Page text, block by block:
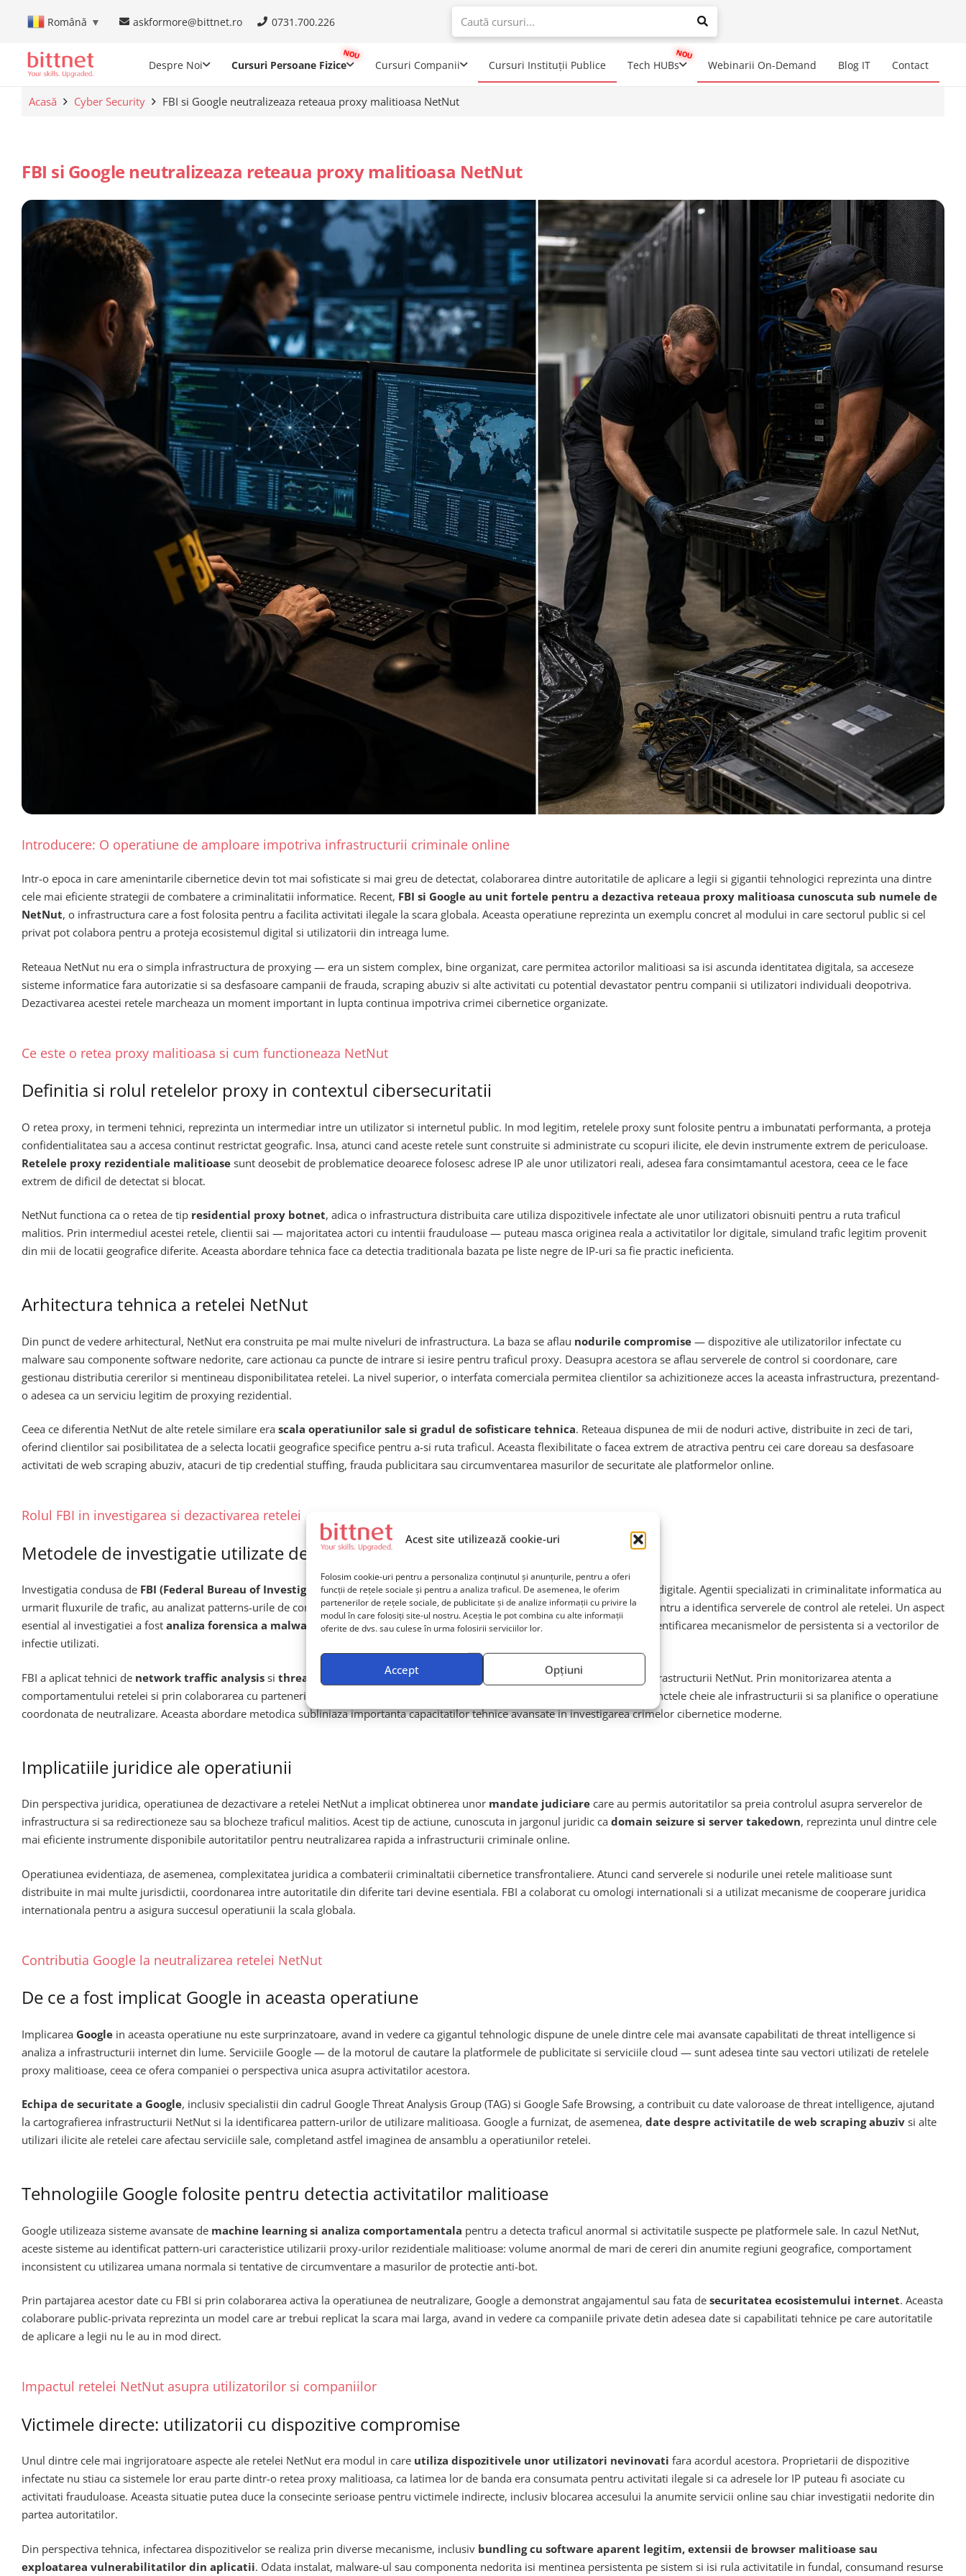
Acest site utilizează cookie-uri
Folosim cookie-uri pentru a personaliza conținutul și anunțurile, pentru a oferi
funcții de rețele sociale și pentru a analiza traficul. De asemenea, le oferim
partenerilor de rețele sociale, de publicitate și de analize informații cu privire la
modul în care folosiți site-ul nostru. Aceștia le pot combina cu alte informații
oferite de dvs. sau culese în urma folosirii serviciilor lor.
Accept Opțiuni
Română ▼ askformore@bittnet.ro 0731.700.226
When autocomplete results are available use up and down arrows to
Despre Noi Cursuri Persoane Fizice Cursuri Companii Cursuri Instituții Publice Tech HUBs Webinarii On-Demand Blog IT Contact
Acasă Cyber Security FBI si Google neutralizeaza reteaua proxy malitioasa NetNut
FBI si Google neutralizeaza reteaua proxy malitioasa NetNut
Introducere: O operatiune de amploare impotriva infrastructurii criminale online
Intr-o epoca in care amenintarile cibernetice devin tot mai sofisticate si mai greu de detectat, colaborarea dintre autoritatile de aplicare a legii si gigantii tehnologici reprezinta una dintre
cele mai eficiente strategii de combatere a criminalitatii informatice. Recent, FBI si Google au unit fortele pentru a dezactiva reteaua proxy malitioasa cunoscuta sub numele de
NetNut, o infrastructura care a fost folosita pentru a facilita activitati ilegale la scara globala. Aceasta operatiune reprezinta un exemplu concret al modului in care sectorul public si cel
privat pot colabora pentru a proteja ecosistemul digital si utilizatorii din intreaga lume.
Reteaua NetNut nu era o simpla infrastructura de proxying — era un sistem complex, bine organizat, care permitea actorilor malitioasi sa isi ascunda identitatea digitala, sa acceseze
sisteme informatice fara autorizatie si sa desfasoare campanii de frauda, scraping abuziv si alte activitati cu potential devastator pentru companii si utilizatori individuali deopotriva.
Dezactivarea acestei retele marcheaza un moment important in lupta continua impotriva crimei cibernetice organizate.
Ce este o retea proxy malitioasa si cum functioneaza NetNut
Definitia si rolul retelelor proxy in contextul cibersecuritatii
O retea proxy, in termeni tehnici, reprezinta un intermediar intre un utilizator si internetul public. In mod legitim, retelele proxy sunt folosite pentru a imbunatati performanta, a proteja
confidentialitatea sau a accesa continut restrictat geografic. Insa, atunci cand aceste retele sunt construite si administrate cu scopuri ilicite, ele devin instrumente extrem de periculoase.
Retelele proxy rezidentiale malitioase sunt deosebit de problematice deoarece folosesc adrese IP ale unor utilizatori reali, adesea fara consimtamantul acestora, ceea ce le face
extrem de dificil de detectat si blocat.
NetNut functiona ca o retea de tip residential proxy botnet, adica o infrastructura distribuita care utiliza dispozitivele infectate ale unor utilizatori obisnuiti pentru a ruta traficul
malitios. Prin intermediul acestei retele, clientii sai — majoritatea actori cu intentii frauduloase — puteau masca originea reala a activitatilor lor digitale, simuland trafic legitim provenit
din mii de locatii geografice diferite. Aceasta abordare tehnica face ca detectia traditionala bazata pe liste negre de IP-uri sa fie practic ineficienta.
Arhitectura tehnica a retelei NetNut
Din punct de vedere arhitectural, NetNut era construita pe mai multe niveluri de infrastructura. La baza se aflau nodurile compromise — dispozitive ale utilizatorilor infectate cu
malware sau componente software nedorite, care actionau ca puncte de intrare si iesire pentru traficul proxy. Deasupra acestora se aflau serverele de control si coordonare, care
gestionau distributia cererilor si mentineau disponibilitatea retelei. La nivel superior, o interfata comerciala permitea clientilor sa achizitioneze acces la aceasta infrastructura, prezentand-
o adesea ca un serviciu legitim de proxying rezidential.
Ceea ce diferentia NetNut de alte retele similare era scala operatiunilor sale si gradul de sofisticare tehnica. Reteaua dispunea de mii de noduri active, distribuite in zeci de tari,
oferind clientilor sai posibilitatea de a selecta locatii geografice specifice pentru a-si ruta traficul. Aceasta flexibilitate o facea extrem de atractiva pentru cei care doreau sa desfasoare
activitati de web scraping abuziv, atacuri de tip credential stuffing, frauda publicitara sau circumventarea masurilor de securitate ale platformelor online.
Rolul FBI in investigarea si dezactivarea retelei
Metodele de investigatie utilizate de FBI
Investigatia condusa de FBI (Federal Bureau of Investigation)a implicat o serie de tehnici avansate de analiza a infrastructurii digitale. Agentii specializati in criminalitate informatica au
urmarit fluxurile de trafic, au analizat patterns-urile de comunicare intre noduri si au colaborat cu furnizorii de servicii internet pentru a identifica serverele de control ale retelei. Un aspect
esential al investigatiei a fost analiza forensica a malware-uluifolosit pentru a recruta dispozitive in retea, ceea ce a permis identificarea mecanismelor de persistenta si a vectorilor de
infectie utilizati.
FBI a aplicat tehnici de network traffic analysis si threat intelligence correlation
pentru a construi o imagine completa a infrastructurii NetNut. Prin monitorizarea atenta a
comportamentului retelei si prin colaborarea cu parteneri internationali de aplicare a legii, investigatorii au reusit sa identifice punctele cheie ale infrastructurii si sa planifice o operatiune
coordonata de neutralizare. Aceasta abordare metodica subliniaza importanta capacitatilor tehnice avansate in investigarea crimelor cibernetice moderne.
Implicatiile juridice ale operatiunii
Din perspectiva juridica, operatiunea de dezactivare a retelei NetNut a implicat obtinerea unor mandate judiciare care au permis autoritatilor sa preia controlul asupra serverelor de
infrastructura si sa redirectioneze sau sa blocheze traficul malitios. Acest tip de actiune, cunoscuta in jargonul juridic ca domain seizure si server takedown, reprezinta unul dintre cele
mai eficiente instrumente disponibile autoritatilor pentru neutralizarea rapida a infrastructurii criminale online.
Operatiunea evidentiaza, de asemenea, complexitatea juridica a combaterii criminaltatii cibernetice transfrontaliere. Atunci cand serverele si nodurile unei retele malitioase sunt
distribuite in mai multe jurisdictii, coordonarea intre autoritatile din diferite tari devine esentiala. FBI a colaborat cu omologi internationali si a utilizat mecanisme de cooperare juridica
internationala pentru a asigura succesul operatiunii la scala globala.
Contributia Google la neutralizarea retelei NetNut
De ce a fost implicat Google in aceasta operatiune
Implicarea Google in aceasta operatiune nu este surprinzatoare, avand in vedere ca gigantul tehnologic dispune de unele dintre cele mai avansate capabilitati de threat intelligence si
analiza a infrastructurii internet din lume. Serviciile Google — de la motorul de cautare la platformele de publicitate si serviciile cloud — sunt adesea tinte sau vectori utilizati de retelele
proxy malitioase, ceea ce ofera companiei o perspectiva unica asupra activitatilor acestora.
Echipa de securitate a Google, inclusiv specialistii din cadrul Google Threat Analysis Group (TAG) si Google Safe Browsing, a contribuit cu date valoroase de threat intelligence, ajutand
la cartografierea infrastructurii NetNut si la identificarea pattern-urilor de utilizare malitioasa. Google a furnizat, de asemenea, date despre activitatile de web scraping abuziv si alte
utilizari ilicite ale retelei care afectau serviciile sale, completand astfel imaginea de ansamblu a operatiunilor retelei.
Tehnologiile Google folosite pentru detectia activitatilor malitioase
Google utilizeaza sisteme avansate de machine learning si analiza comportamentala pentru a detecta traficul anormal si activitatile suspecte pe platformele sale. In cazul NetNut,
aceste sisteme au identificat pattern-uri caracteristice utilizarii proxy-urilor rezidentiale malitioase: volume anormal de mari de cereri din anumite regiuni geografice, comportament
inconsistent cu utilizarea umana normala si tentative de circumventare a masurilor de protectie anti-bot.
Prin partajarea acestor date cu FBI si prin colaborarea activa la operatiunea de neutralizare, Google a demonstrat angajamentul sau fata de securitatea ecosistemului internet. Aceasta
colaborare public-privata reprezinta un model care ar trebui replicat la scara mai larga, avand in vedere ca companiile private detin adesea date si capabilitati tehnice pe care autoritatile
de aplicare a legii nu le au in mod direct.
Impactul retelei NetNut asupra utilizatorilor si companiilor
Victimele directe: utilizatorii cu dispozitive compromise
Unul dintre cele mai ingrijoratoare aspecte ale retelei NetNut era modul in care utiliza dispozitivele unor utilizatori nevinovati fara acordul acestora. Proprietarii de dispozitive
infectate nu stiau ca sistemele lor erau parte dintr-o retea proxy malitioasa, ca latimea lor de banda era consumata pentru activitati ilegale si ca adresele lor IP puteau fi asociate cu
activitati frauduloase. Aceasta situatie putea duce la consecinte serioase pentru victimele indirecte, inclusiv blocarea accesului la anumite servicii online sau chiar investigatii nedorite din
partea autoritatilor.
Din perspectiva tehnica, infectarea dispozitivelor se realiza prin diverse mecanisme, inclusiv bundling cu software aparent legitim, extensii de browser malitioase sau
exploatarea vulnerabilitatilor din aplicatii. Odata instalat, malware-ul sau componenta nedorita isi mentinea persistenta pe sistem si isi rula activitatile in fundal, consumand resurse